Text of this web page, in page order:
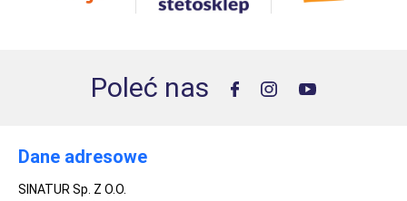
Poleć nas
Dane adresowe
SINATUR Sp. Z O.O.